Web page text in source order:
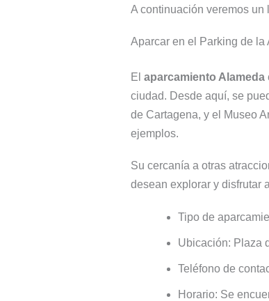
A continuación veremos un
Aparcar en el Parking de la
El aparcamiento Alameda
ciudad. Desde aquí, se
de Cartagena, y el Museo
ejemplos.
Su cercanía a otras
desean explorar y disfrutar
Tipo de
Ubicación: Plaza
Teléfono de
Horario: Se